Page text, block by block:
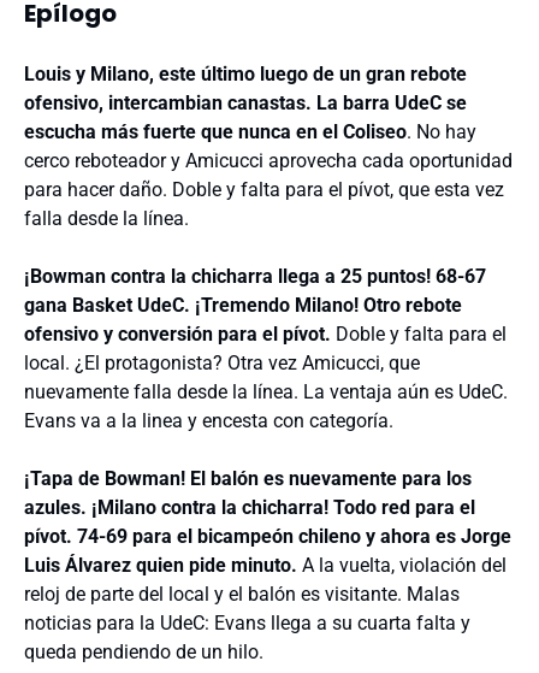
Epílogo
Louis y Milano, este último luego de un gran rebote
ofensivo, intercambian canastas. La barra UdeC se
escucha más fuerte que nunca en el Coliseo. No hay
cerco reboteador y Amicucci aprovecha cada oportunidad
para hacer daño. Doble y falta para el pívot, que esta vez
falla desde la línea.
¡Bowman contra la chicharra llega a 25 puntos! 68-67
gana Basket UdeC. ¡Tremendo Milano! Otro rebote
ofensivo y conversión para el pívot. Doble y falta para el
local. ¿El protagonista? Otra vez Amicucci, que
nuevamente falla desde la línea. La ventaja aún es UdeC.
Evans va a la linea y encesta con categoría.
¡Tapa de Bowman! El balón es nuevamente para los
azules. ¡Milano contra la chicharra! Todo red para el
pívot. 74-69 para el bicampeón chileno y ahora es Jorge
Luis Álvarez quien pide minuto. A la vuelta, violación del
reloj de parte del local y el balón es visitante. Malas
noticias para la UdeC: Evans llega a su cuarta falta y
queda pendiendo de un hilo.